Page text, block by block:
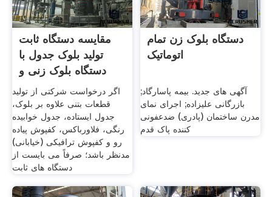
مقایسه دستگاه ثابت
تولید بلوک جدول با
دستگاه بلوک زنی و
اگر درخواست شرکتی از تولید
قطعات بتنی علاوه بر بلوک،
جدول ایستاده، جدول خوابیده
رنگی، فلاورباکس، کفپوش پیاده
رو و کفپوش ترافیکی (خیابانی)
مدنظر باشد؛ صرفاً می بایست از
دستگاه های ثابت
دستگاه بلوک زن تمام
اتوماتیک
آگهی های جدید. بیمه پاسارگاد;
بازرگانی علیزاده; اجرای نمای
مدرن ساختمان (پادری) ضدعفونی
کننده پاک قدم